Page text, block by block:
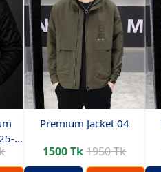
...
Premium Jacket 04
1500 Tk1950 Tk